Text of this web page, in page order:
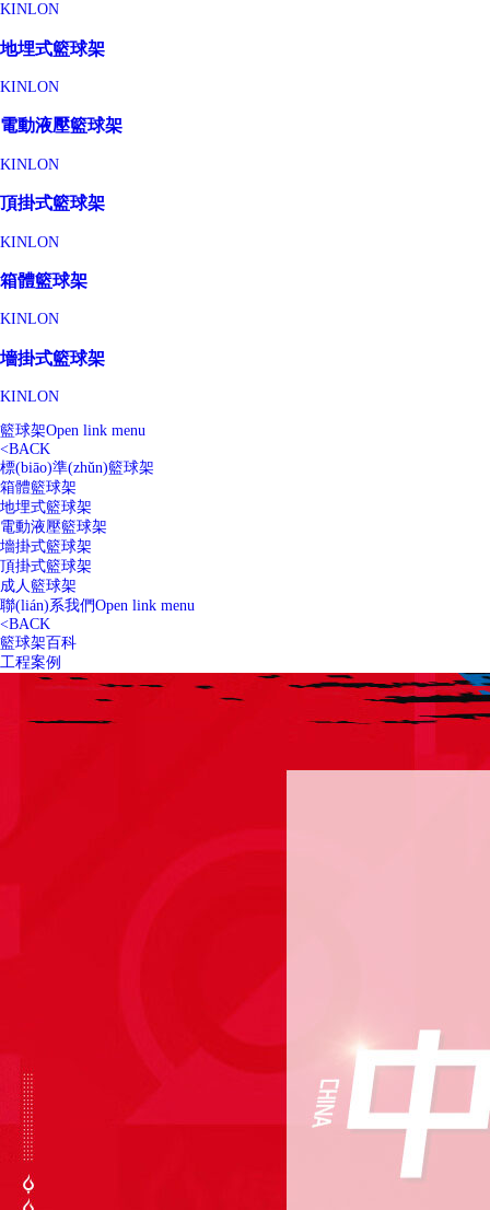
KINLON
地埋式籃球架
KINLON
電動液壓籃球架
KINLON
頂掛式籃球架
KINLON
箱體籃球架
KINLON
墻掛式籃球架
KINLON
籃球架Open link menu
<BACK
標(biāo)準(zhǔn)籃球架
箱體籃球架
地埋式籃球架
電動液壓籃球架
墻掛式籃球架
頂掛式籃球架
成人籃球架
聯(lián)系我們Open link menu
<BACK
籃球架百科
工程案例